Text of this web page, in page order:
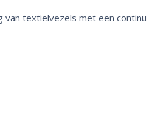
van textielvezels met een continu